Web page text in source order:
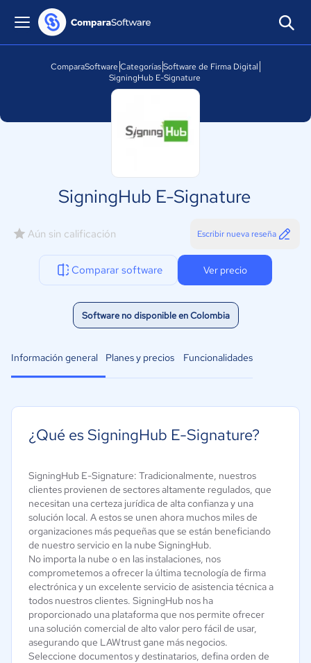
ComparaSoftware CategoríasSoftware de Firma Digital
SigningHub E-Signature
SigningHub E-Signature
Aún sin calificación Escribir nueva reseña
Comparar software Ver precio
Software no disponible en Colombia
Información general Planes y precios Funcionalidades
¿Qué es SigningHub E-Signature?
SigningHub E-Signature: Tradicionalmente, nuestros
clientes provienen de sectores altamente regulados, que
necesitan una certeza jurídica de alta confianza y una
solución local. A estos se unen ahora muchos miles de
organizaciones más pequeñas que se están beneficiando
de nuestro servicio en la nube SigningHub.
No importa la nube o en las instalaciones, nos
comprometemos a ofrecer la última tecnología de firma
electrónica y un excelente servicio de asistencia técnica a
todos nuestros clientes. SigningHub nos ha
proporcionado una plataforma que nos permite ofrecer
una solución comercial de alto valor pero fácil de usar,
asegurando que LAWtrust gane más negocios.
Seleccione documentos y destinatarios, defina orden de